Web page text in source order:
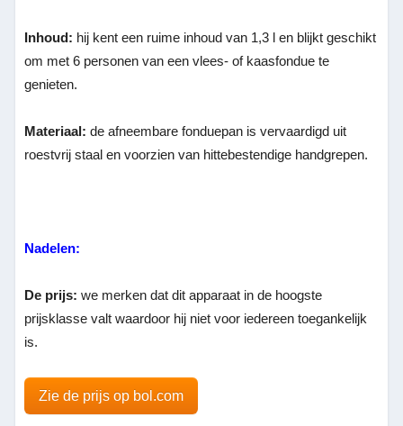
Inhoud: hij kent een ruime inhoud van 1,3 l en blijkt geschikt
om met 6 personen van een vlees- of kaasfondue te
genieten.
Materiaal: de afneembare fonduepan is vervaardigd uit
roestvrij staal en voorzien van hittebestendige handgrepen.
Nadelen:
De prijs: we merken dat dit apparaat in de hoogste
prijsklasse valt waardoor hij niet voor iedereen toegankelijk
is.
Zie de prijs op bol.com